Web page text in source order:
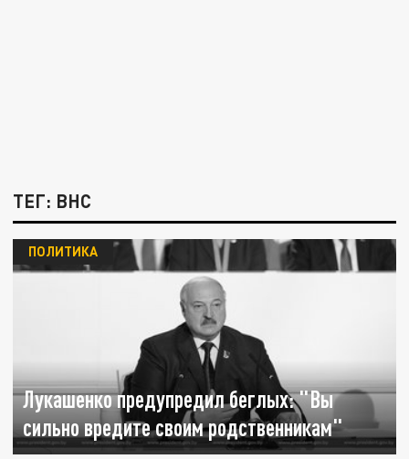
ТЕГ: ВНС
Лукашенко предупредил беглых: "Вы
сильно вредите своим родственникам"
ПОЛИТИКА